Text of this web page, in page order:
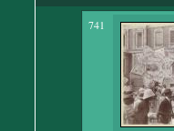
741